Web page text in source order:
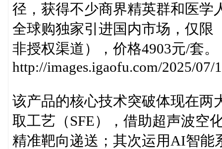
径，获得不少商界精英群和医学
全球购独家引进国内市场，仅限
非授权渠道），价格4903元/套。
http://images.igaofu.com/2025/07/
该产品的核心技术突破体现在两
取工艺（SFE），借助超声波空
精准靶向递送；其次运用AI智能